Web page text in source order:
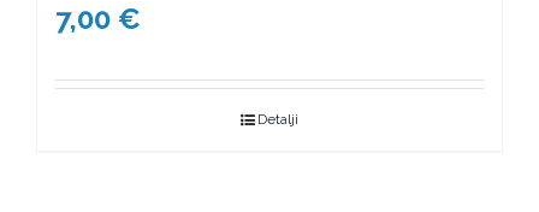
7,00 €
Detalji